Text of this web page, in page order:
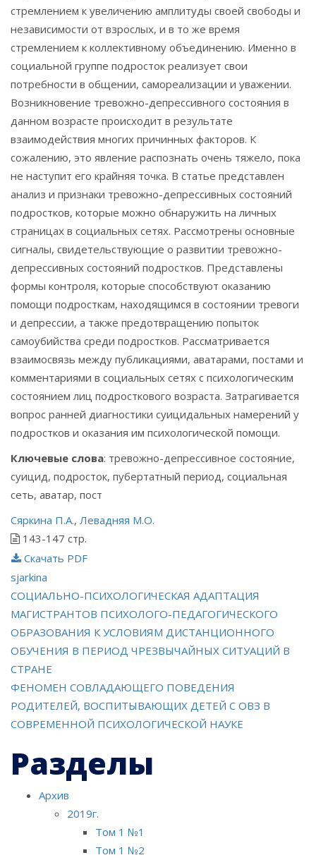
стремлением к увеличению амплитуды своей свободы и
независимости от взрослых, и в то же время
стремлением к коллективному объединению. Именно в
социальной группе подросток реализует свои
потребности в общении, самореализации и уважении.
Возникновение тревожно-депрессивного состояния в
данном возрасте происходит в результате
взаимодействия многих причинных факторов. К
сожалению, это явление распознать очень тяжело, пока
не наступит его крайняя точка. В статье представлен
анализ и признаки тревожно-депрессивных состояний
подростков, которые можно обнаружить на личных
страницах в социальных сетях. Рассмотрены основные
сигналы, свидетельствующие о развитии тревожно-
депрессивных состояний подростков. Представлены
формы контроля, которые способствуют оказанию
помощи подросткам, находящимся в состоянии тревоги
и депрессии, а также предотвращению попыток
самоубийства среди подростков. Рассматривается
взаимосвязь между публикациями, аватарами, постами и
комментариями в социальных сетях с психологическим
состоянием лиц подросткового возраста. Затрагивается
вопрос ранней диагностики суицидальных намерений у
подростков и оказания им психологической помощи.
Ключевые слова: тревожно-депрессивное состояние,
суицид, подросток, пубертатный период, социальная
сеть, аватар, пост
Сяркина П.А., Левадняя М.О.
143-147 стр.
Скачать PDF
sjarkina
Навигация
по
записям
СОЦИАЛЬНО-ПСИХОЛОГИЧЕСКАЯ АДАПТАЦИЯ
МАГИСТРАНТОВ ПСИХОЛОГО-ПЕДАГОГИЧЕСКОГО
ОБРАЗОВАНИЯ К УСЛОВИЯМ ДИСТАНЦИОННОГО
ОБУЧЕНИЯ В ПЕРИОД ЧРЕЗВЫЧАЙНЫХ СИТУАЦИЙ В
СТРАНЕ
ФЕНОМЕН СОВЛАДАЮЩЕГО ПОВЕДЕНИЯ
РОДИТЕЛЕЙ, ВОСПИТЫВАЮЩИХ ДЕТЕЙ С ОВЗ В
СОВРЕМЕННОЙ ПСИХОЛОГИЧЕСКОЙ НАУКЕ
Разделы
Архив
2019г.
Том 1 №1
Том 1 №2